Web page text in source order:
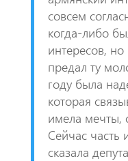
совсем
когда-либо
интересов,
предал ту
году была
которая
имела мечты,
Сейчас
сказала